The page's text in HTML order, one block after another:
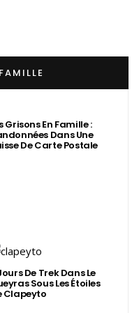
Grisons En Famille :
Dans Une
De Carte Postale
De Trek Dans Le
Sous Les Étoiles
Clapeyto